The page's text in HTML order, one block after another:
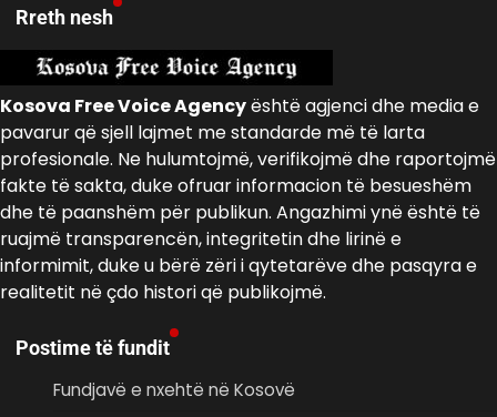
Rreth nesh
Kosova Free Voice Agencyështë agjenci dhe media e
pavarur që sjell lajmet me standarde më të larta
profesionale. Ne hulumtojmë, verifikojmë dhe raportojmë
fakte të sakta, duke ofruar informacion të besueshëm
dhe të paanshëm për publikun. Angazhimi ynë është të
ruajmë transparencën, integritetin dhe lirinë e
informimit, duke u bërë zëri i qytetarëve dhe pasqyra e
realitetit në çdo histori që publikojmë.
Postime të fundit
Fundjavë e nxehtë në Kosovë